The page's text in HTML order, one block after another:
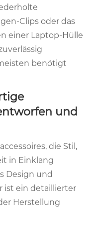
Clips oder das
einer Laptop-Hülle
benötigt
und
die Stil,
in Einklang
Design und
ist ein detaillierter
Herstellung